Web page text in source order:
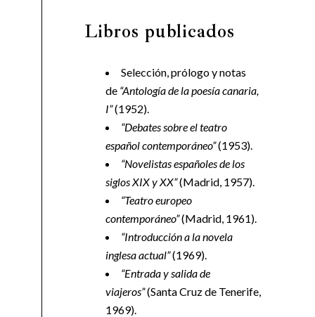
Libros publicados
Selección, prólogo y notas
de “Antología de la poesía canaria,
I”(1952).
“Debates sobre el teatro
español contemporáneo”(1953).
“Novelistas españoles de los
siglos XIX y XX”(Madrid, 1957).
“Teatro europeo
contemporáneo”(Madrid, 1961).
“Introducción a la novela
inglesa actual”(1969).
“Entrada y salida de
viajeros”(Santa Cruz de Tenerife,
1969).